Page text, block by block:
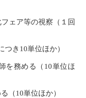
ェア等の視察（１回
き10単位ほか）
を務める（10単位ほ
（10単位ほか）